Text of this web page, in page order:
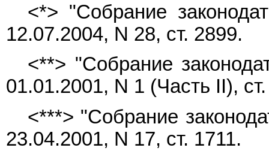
<*> "Собрание
12.07.2004, N 28, ст. 2899.
<**> "Собрание
01.01.2001, N 1 (Часть II),
<***> "Собрание
23.04.2001, N 17, ст. 1711.